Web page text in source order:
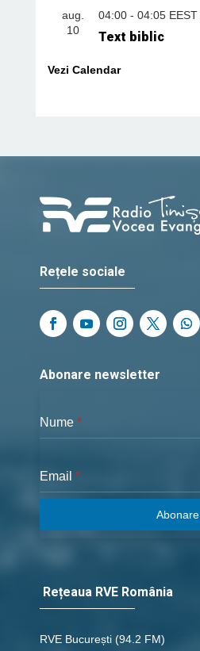
aug.
10
04:00- 04:05 EEST
Text biblic
Vezi Calendar
Rețele sociale
Abonare newsletter
Nume *
Email *
Abonare
Rețeaua RVE România
RVE București (94.2 FM)